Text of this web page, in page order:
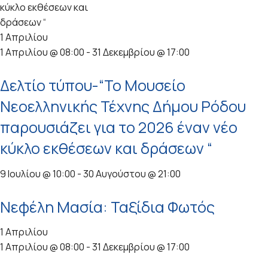
κύκλο εκθέσεων και
δράσεων “
1 Απριλίου
1 Απριλίου @ 08:00 -31 Δεκεμβρίου @ 17:00
Δελτίο τύπου-“Το Μουσείο
Νεοελληνικής Τέχνης Δήμου Ρόδου
παρουσιάζει για το 2026 έναν νέο
κύκλο εκθέσεων και δράσεων “
9 Ιουλίου @ 10:00 -30 Αυγούστου @ 21:00
Νεφέλη Μασία: Ταξίδια Φωτός
1 Απριλίου
1 Απριλίου @ 08:00 -31 Δεκεμβρίου @ 17:00